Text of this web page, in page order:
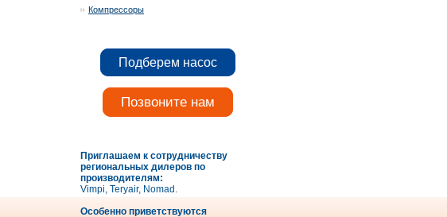
Компрессоры
Подберем насос
Позвоните нам
Приглашаем к сотрудничеству
региональных дилеров по
производителям:
Vimpi, Teryair, Nomad.
Особенно приветствуются